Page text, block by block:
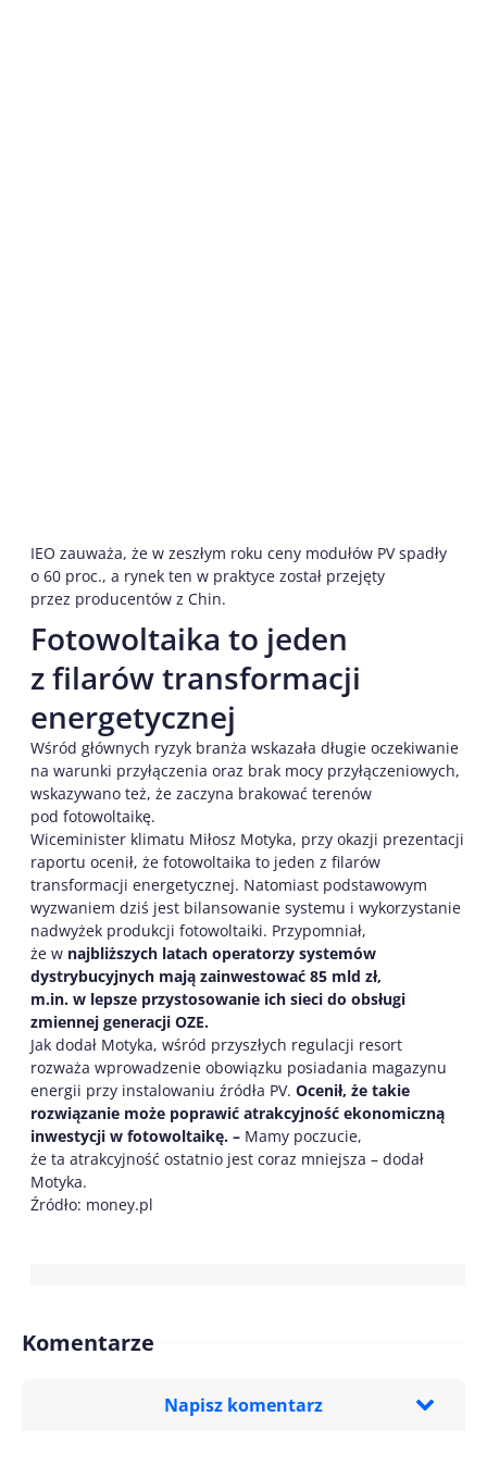
IEO zauważa, że w zeszłym roku ceny modułów PV spadły
o 60 proc., a rynek ten w praktyce został przejęty
przez producentów z Chin.
Fotowoltaika to jeden
z filarów transformacji
energetycznej
Wśród głównych ryzyk branża wskazała długie oczekiwanie
na warunki przyłączenia oraz brak mocy przyłączeniowych,
wskazywano też, że zaczyna brakować terenów
pod fotowoltaikę.
Wiceminister klimatu Miłosz Motyka, przy okazji prezentacji
raportu ocenił, że fotowoltaika to jeden z filarów
transformacji energetycznej. Natomiast podstawowym
wyzwaniem dziś jest bilansowanie systemu i wykorzystanie
nadwyżek produkcji fotowoltaiki. Przypomniał,
że w najbliższych latach operatorzy systemów
dystrybucyjnych mają zainwestować 85 mld zł,
m.in. w lepsze przystosowanie ich sieci do obsługi
zmiennej generacji OZE.
Jak dodał Motyka, wśród przyszłych regulacji resort
rozważa wprowadzenie obowiązku posiadania magazynu
energii przy instalowaniu źródła PV. Ocenił, że takie
rozwiązanie może poprawić atrakcyjność ekonomiczną
inwestycji w fotowoltaikę. – Mamy poczucie,
że ta atrakcyjność ostatnio jest coraz mniejsza – dodał
Motyka.
Źródło: money.pl
Komentarze
Napisz komentarz